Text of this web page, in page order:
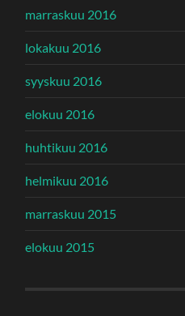
marraskuu 2016
lokakuu 2016
syyskuu 2016
elokuu 2016
huhtikuu 2016
helmikuu 2016
marraskuu 2015
elokuu 2015